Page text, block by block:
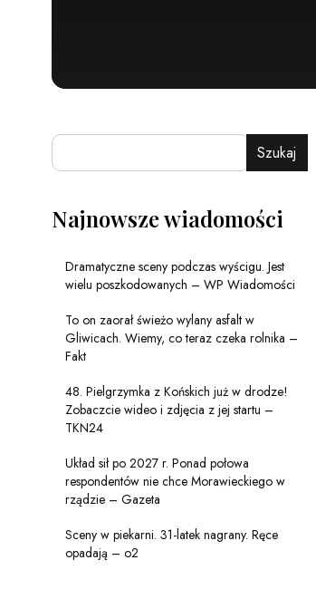
Szukaj
Najnowsze wiadomości
Dramatyczne sceny podczas wyścigu. Jest
wielu poszkodowanych – WP Wiadomości
To on zaorał świeżo wylany asfalt w
Gliwicach. Wiemy, co teraz czeka rolnika –
Fakt
48. Pielgrzymka z Końskich już w drodze!
Zobaczcie wideo i zdjęcia z jej startu –
TKN24
Układ sił po 2027 r. Ponad połowa
respondentów nie chce Morawieckiego w
rządzie – Gazeta
Sceny w piekarni. 31-latek nagrany. Ręce
opadają – o2